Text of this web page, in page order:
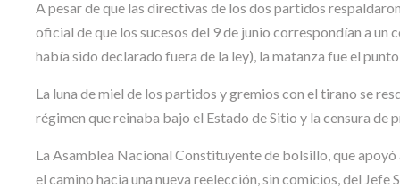
A pesar de que las directivas de los dos partidos
oficial de que los sucesos del 9 de junio correspondían a
había sido declarado fuera de la ley), la matanza fue el
La luna de miel de los partidos y gremios con el tirano se
régimen que reinaba bajo el Estado de Sitio y la censura de
La Asamblea Nacional Constituyente de bolsillo, que
el camino hacia una nueva reelección, sin comicios, del